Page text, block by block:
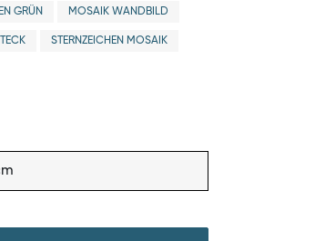
GRÜN MOSAIK WANDBILD
STERNZEICHEN MOSAIK